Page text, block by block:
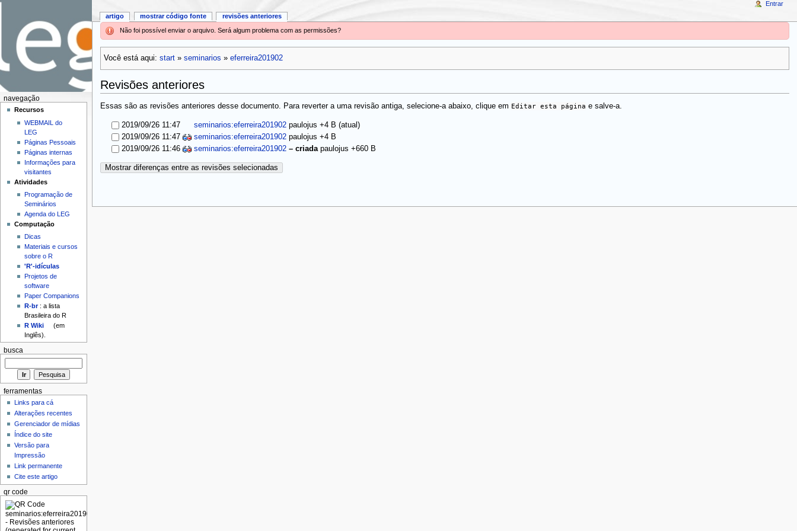
Não foi possível enviar o arquivo. Será algum problema com as permissões?
Você está aqui: start» seminarios » eferreira201902
Revisões anteriores
Essas são as revisões anteriores desse documento. Para reverter a uma revisão antiga, selecione-a abaixo, clique em Editar esta página e salve-a.
2019/09/26 11:47 seminarios:eferreira201902 paulojus +4 B (atual)
2019/09/26 11:47
seminarios:eferreira201902 paulojus +4 B
2019/09/26 11:46
seminarios:eferreira201902 – criada paulojus +660 B
Mostrar diferenças entre as revisões selecionadas
artigo mostrar código fonte revisões anteriores
Entrar
navegação
Recursos
WEBMAIL do
LEG
Páginas Pessoais
Páginas internas
Informações para
visitantes
Atividades
Programação de
Seminários
Agenda do LEG
Computação
Dicas
Materiais e cursos
sobre o R
'R'-idículas
Projetos de
software
Paper Companions
R-br: a lista
Brasileira do R
R Wiki
(em
Inglês).
busca
ferramentas
Links para cá
Alterações recentes
Gerenciador de mídias
Índice do site
Versão para
Impressão
Link permanente
Cite este artigo
qr code